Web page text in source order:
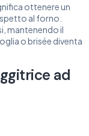
ottenere un
al forno.
mantenendo il
o brisée diventa
ad